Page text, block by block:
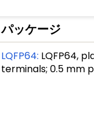
パッケージ
LQFP64: LQFP64,
terminals; 0.5 mm